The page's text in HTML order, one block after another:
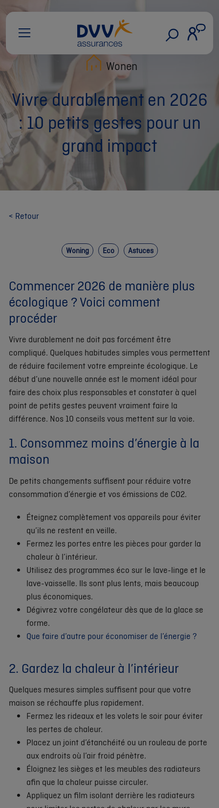
Wonen
Vivre durablement en 2026
: 10 petits gestes pour un
grand impact
< Retour
Woning Eco Astuces
Commencer 2026 de manière plus
écologique ? Voici comment
procéder
Vivre durablement ne doit pas forcément être
compliqué. Quelques habitudes simples vous permettent
de réduire facilement votre empreinte écologique. Le
début d’une nouvelle année est le moment idéal pour
faire des choix plus responsables et constater à quel
point de petits gestes peuvent vraiment faire la
différence. Nos 10 conseils vous mettent sur la voie.
1. Consommez moins d’énergie à la
maison
De petits changements suffisent pour réduire votre
consommation d’énergie et vos émissions de CO2.
Éteignez complètement vos appareils pour éviter
qu’ils ne restent en veille.
Fermez les portes entre les pièces pour garder la
chaleur à l’intérieur.
Utilisez des programmes éco sur le lave-linge et le
lave-vaisselle. Ils sont plus lents, mais beaucoup
plus économiques.
Dégivrez votre congélateur dès que de la glace se
forme.
Que faire d’autre pour économiser de l’énergie ?
2. Gardez la chaleur à l’intérieur
Quelques mesures simples suffisent pour que votre
maison se réchauffe plus rapidement.
Fermez les rideaux et les volets le soir pour éviter
les pertes de chaleur.
Placez un joint d’étanchéité ou un rouleau de porte
aux endroits où l’air froid pénètre.
Éloignez les sièges et les meubles des radiateurs
afin que la chaleur puisse circuler.
Appliquez un film isolant derrière les radiateurs